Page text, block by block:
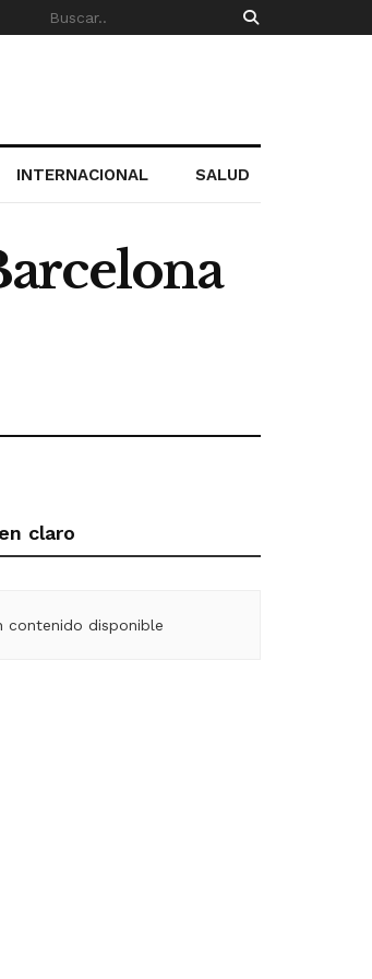
INTERNACIONAL SALUD
claro
contenido disponible